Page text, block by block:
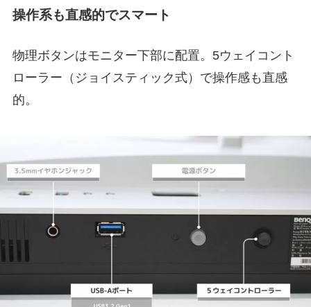
操作系も直感的でスマート
物理ボタンはモニター下部に配置。5ウェイコント
ローラー（ジョイスティック式）で操作感も直感
的。